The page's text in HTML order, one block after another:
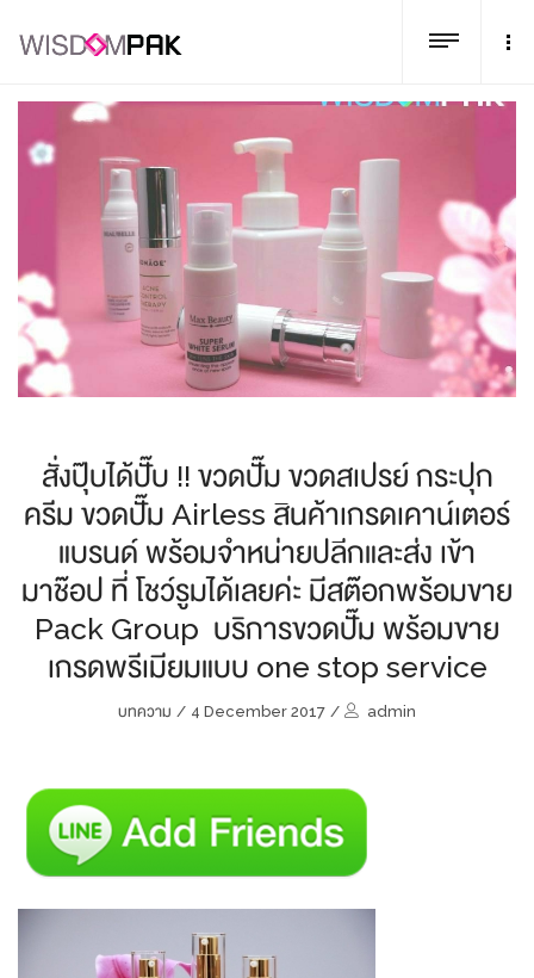
สั่งปุ๊บได้ปั๊บ !! ขวดปั๊ม ขวดสเปรย์ กระปุก
ครีม ขวดปั๊ม Airless สินค้าเกรดเคาน์เตอร์
แบรนด์ พร้อมจำหน่ายปลีกและส่ง เข้า
มาช๊อป ที่ โชว์รูมได้เลยค่ะ มีสต๊อกพร้อมขาย
Pack Group บริการขวดปั๊ม พร้อมขาย
เกรดพรีเมียมแบบ one stop service
บทความ / 4 December 2017 / admin